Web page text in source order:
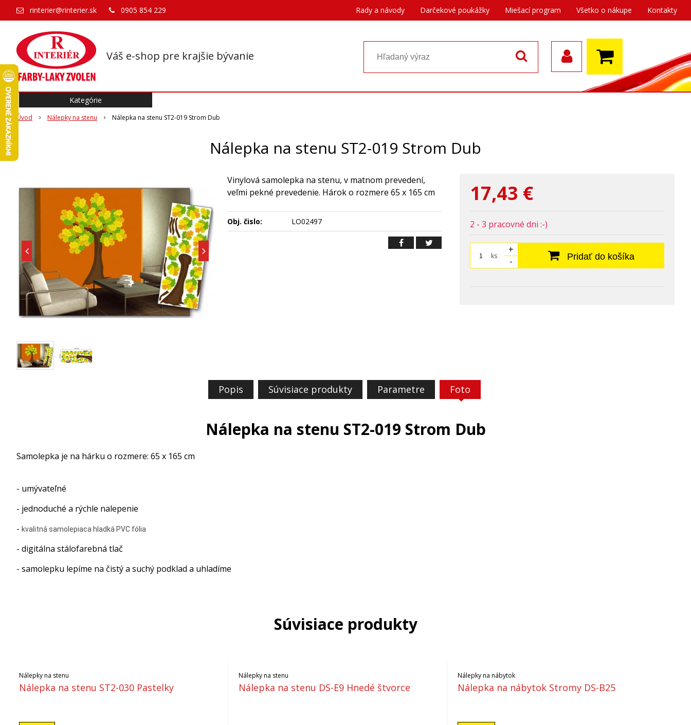
Váš e-shop pre krajšie bývanie
rinterier@rinterier.sk 0905 854 229 Rady a návody Darčekové poukážky Miešací program Všetko o nákupe Kontakty
Úvod Nálepky na stenu Nálepka na stenu ST2-019 Strom Dub
Nálepka na stenu ST2-019 Strom Dub
17,43 €
2 - 3 pracovné dni :-)
ks
+
-
Pridať do košíka
Vinylová samolepka na stenu, v matnom prevedení,
veľmi pekné prevedenie. Hárok o rozmere 65 x 165 cm
Obj. čislo: LO02497
Popis Súvisiace produkty Parametre Foto
Nálepka na stenu ST2-019 Strom Dub
Samolepka je na hárku o rozmere: 65 x 165 cm
- umývateľné
- jednoduché a rýchle nalepenie
- kvalitná samolepiaca hladká PVC fólia
- digitálna stálofarebná tlač
- samolepku lepíme na čistý a suchý podklad a uhladíme
Súvisiace produkty
Nálepky na stenu
Nálepka na stenu ST2-030 Pastelky
Nálepky na stenu
Nálepka na stenu DS-E9 Hnedé štvorce
Nálepky na nábytok
Nálepka na nábytok Stromy DS-B25
Kategórie